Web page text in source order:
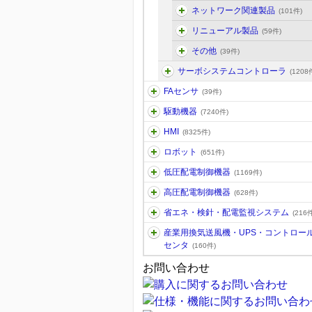
ネットワーク関連製品 (101件)
リニューアル製品 (59件)
その他 (39件)
サーボシステムコントローラ (1208
FAセンサ (39件)
駆動機器 (7240件)
HMI (8325件)
ロボット (651件)
低圧配電制御機器 (1169件)
高圧配電制御機器 (628件)
省エネ・検針・配電監視システム (216
産業用換気送風機・UPS・コントロー
センタ
(160件)
お問い合わせ